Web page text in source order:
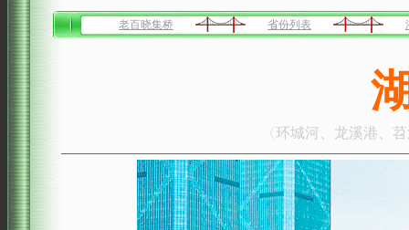
老百晓集桥 省份列表
〈环城河、龙溪港、